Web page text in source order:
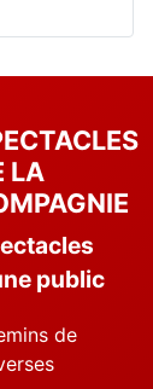
LA
public
de